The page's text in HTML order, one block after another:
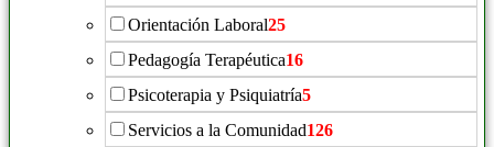
Orientación Laboral25
Pedagogía Terapéutica16
Psicoterapia y Psiquiatría5
Servicios a la Comunidad126